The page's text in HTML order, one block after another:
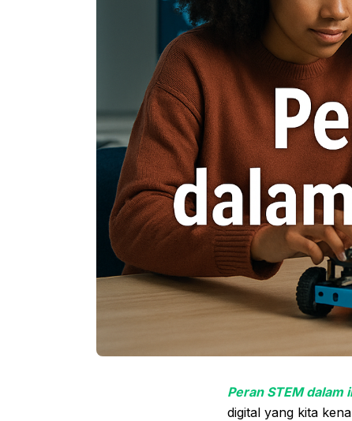
Peran STEM
digital yang kita